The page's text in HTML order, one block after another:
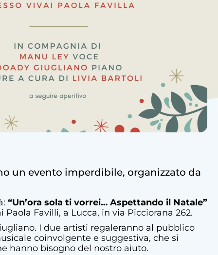
un evento imperdibile, organizzato da
“Un’ora sola ti vorrei… Aspettando il Natale”
Favilli, a Lucca, in via Picciorana 262.
I due artisti regaleranno al pubblico
coinvolgente e suggestiva, che si
hanno bisogno del nostro aiuto.